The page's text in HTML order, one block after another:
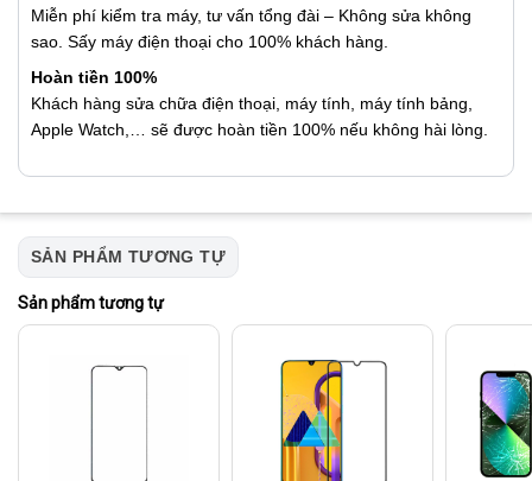
Miễn phí kiểm tra máy, tư vấn tổng đài – Không sửa không
sao. Sấy máy điện thoại cho 100% khách hàng.
Hoàn tiền 100%
Khách hàng sửa chữa điện thoại, máy tính, máy tính bảng,
Apple Watch,… sẽ được hoàn tiền 100% nếu không hài lòng.
SẢN PHẨM TƯƠNG TỰ
Sản phẩm tương tự